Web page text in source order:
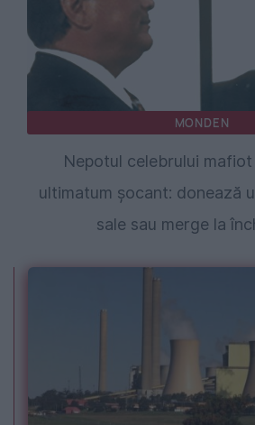
MONDEN
Nepotul celebrului
ultimatum șocant: donează
sale sau merge la